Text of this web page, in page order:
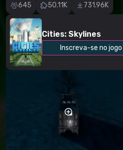
645 50.11K 731.96K
Cities: Skylines
Inscreva-se no jogo